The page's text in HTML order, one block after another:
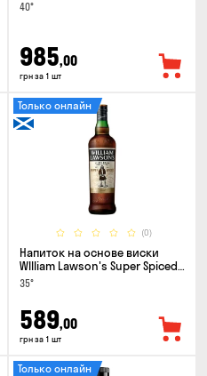
40°
985,00
грн за 1 шт
(0)
Только онлайн
Напиток на основе виски
WIlliam Lawson's Super Spiced
3 года 0.7л
35°
589,00
грн за 1 шт
Только онлайн